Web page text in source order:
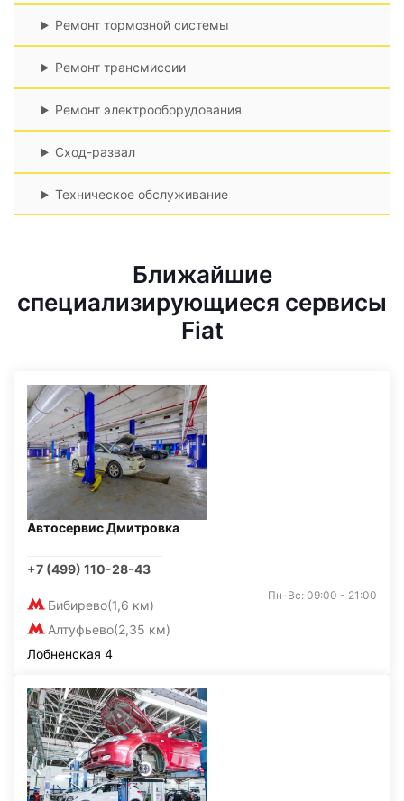
Ремонт тормозной системы
Ремонт трансмиссии
Ремонт электрооборудования
Сход-развал
Техническое обслуживание
Ближайшие
специализирующиеся сервисы
Fiat
Автосервис Дмитровка
+7 (499) 110-28-43
Бибирево(1,6 км)
Алтуфьево(2,35 км)
Пн-Вс: 09:00 - 21:00
Лобненская 4